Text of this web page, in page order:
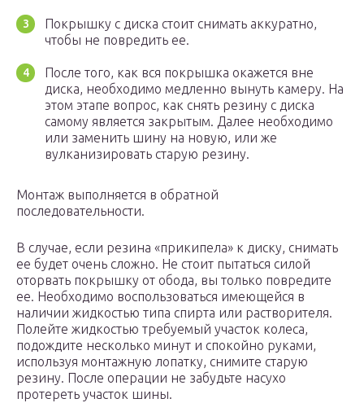
Покрышку с диска стоит снимать аккуратно,
чтобы не повредить ее.
После того, как вся покрышка окажется вне
диска, необходимо медленно вынуть камеру. На
этом этапе вопрос, как снять резину с диска
самому является закрытым. Далее необходимо
или заменить шину на новую, или же
вулканизировать старую резину.
Монтаж выполняется в обратной
последовательности.
В случае, если резина «прикипела» к диску, снимать
ее будет очень сложно. Не стоит пытаться силой
оторвать покрышку от обода, вы только повредите
ее. Необходимо воспользоваться имеющейся в
наличии жидкостью типа спирта или растворителя.
Полейте жидкостью требуемый участок колеса,
подождите несколько минут и спокойно руками,
используя монтажную лопатку, снимите старую
резину. После операции не забудьте насухо
протереть участок шины.